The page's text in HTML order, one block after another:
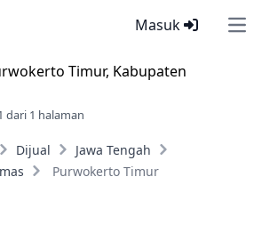
Masuk
Timur, Kabupaten
dari 1 halaman
Dijual
Jawa Tengah
Purwokerto Timur